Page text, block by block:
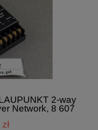
2-way
Network, 8 607